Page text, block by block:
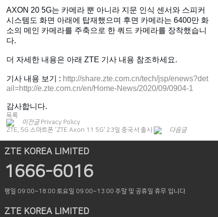
AXON 20 5G는 카메라 뿐 아니라 지문 인식 센서와 스피커
시스템도 화면 아래에 탑재했으며 후면 카메라는 6400만 화
소의 메인 카메라를 주축으로 한 쿼드 카메라를 장착했습니
다.
더 자세한 내용은 아래 ZTE 기사 내용 참조하세요.
기사 내용 보기 : http://share.zte.com.cn/tech/jsp/enews?det
ail=http://e.zte.com.cn/en/Home-News/2020/09/0904-1
감사합니다.​
목록
이전글 Privacy Policy
ZTE, 5G 스마트폰 'ZTE Axon 11 5G' 23일 중국서 출시
다음글
ZTE KOREA LIMITED
1666-6016
평일 09:00~18:00 토요일 09:00~13:00 주말 및 공휴일 휴무 입니다.
ZTE KOREA LIMITED